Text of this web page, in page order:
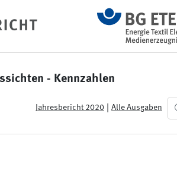
- Kennzahlen
Jahresbericht 2020 Alle Ausgaben